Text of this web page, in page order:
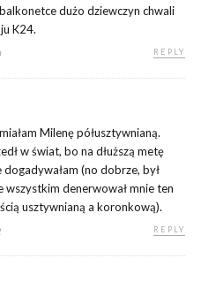
dużo dziewczyn chwali
K24.
REPLY
Milenę półusztywnianą.
w świat, bo na dłuższą metę
dogadywałam (no dobrze, był
wszystkim denerwował mnie ten
usztywnianą a koronkową).
REPLY